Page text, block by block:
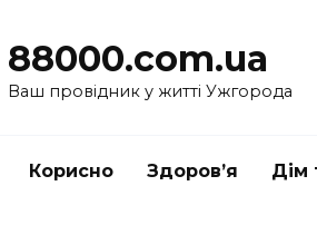
88000.com.ua
Ваш провідник у житті Ужгорода
Корисно Здоров’я Дім